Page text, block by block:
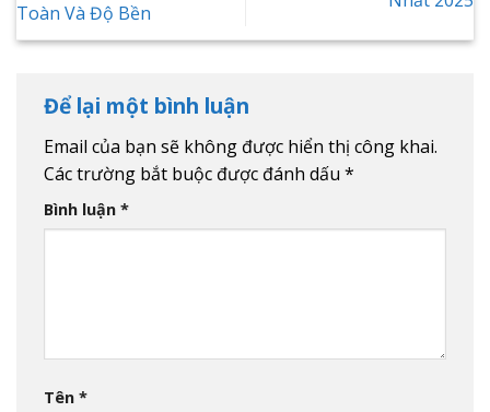
Toàn Và Độ Bền
Để lại một bình luận
Email của bạn sẽ không được hiển thị công khai.
Các trường bắt buộc được đánh dấu *
Bình luận *
Tên *